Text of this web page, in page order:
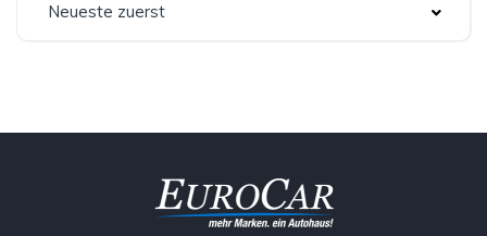
Neueste zuerst